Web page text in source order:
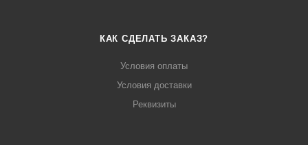
КАК СДЕЛАТЬ ЗАКАЗ?
Условия оплаты
Условия доставки
Реквизиты